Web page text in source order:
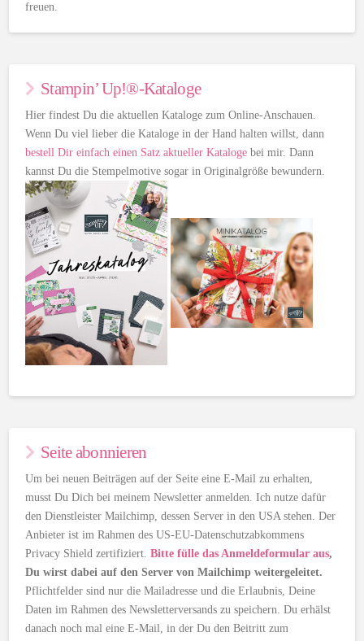
freuen.
Stampin’ Up!®-Kataloge
Hier findest Du die aktuellen Kataloge zum Online-Anschauen.
Wenn Du viel lieber die Kataloge in der Hand halten willst, dann
bestell Dir einfach einen Satz aktueller Kataloge bei mir. Dann
kannst Du die Stempelmotive sogar in Originalgröße bewundern.
Seite abonnieren
Um bei neuen Beiträgen auf der Seite eine E-Mail zu erhalten,
musst Du Dich bei meinem Newsletter anmelden. Ich nutze dafür
den Dienstleister Mailchimp, dessen Server in den USA stehen. Der
Anbieter ist im Rahmen des US-EU-Datenschutzabkommens
Privacy Shield zertifiziert.Bitte fülle das Anmeldeformular aus,
Du wirst dabei auf den Server von Mailchimp weitergeleitet.
Pflichtfelder sind nur die Mailadresse und die Erlaubnis, Deine
Daten im Rahmen des Newsletterversands zu speichern. Du erhälst
danach noch mal eine E-Mail, in der Du den Beitritt zum